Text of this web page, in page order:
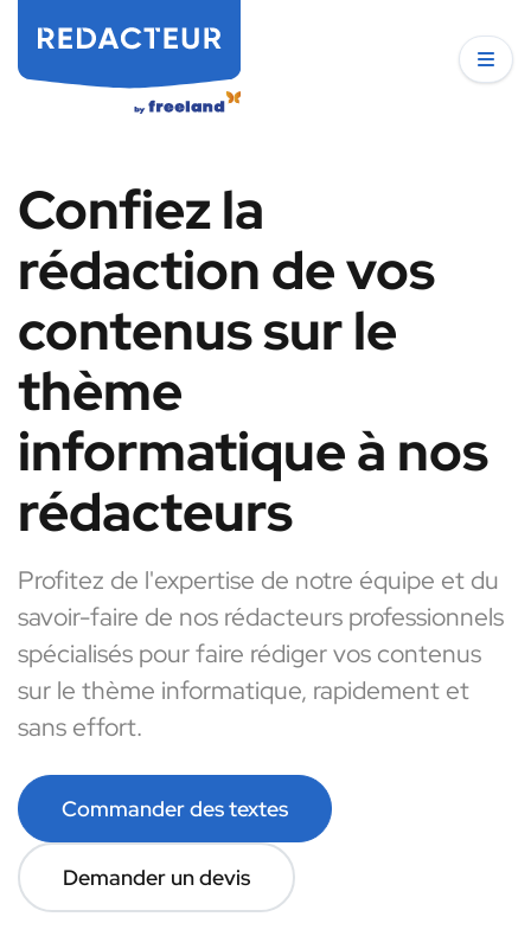
Confiez la
rédaction de vos
contenus sur le
thème
informatique à nos
rédacteurs
Profitez de l'expertise de notre équipe et du
savoir-faire de nos rédacteurs professionnels
spécialisés pour faire rédiger vos contenus
sur le thème informatique, rapidement et
sans effort.
Commander des textes
Demander un devis